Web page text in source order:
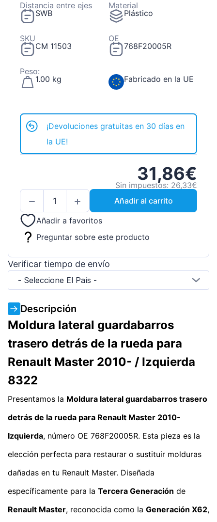
Distancia entre ejes
SWB
Material
Plástico
SKU
CM 11503
OE
768F20005R
Peso:
1.00 kg
Fabricado en la UE
¡Devoluciones gratuitas en 30 días en
la UE!
31,86€
Sin impuestos: 26,33€
Añadir al carrito
Añadir a favoritos
Preguntar sobre este producto
Verificar tiempo de envío
- Seleccione El País -
Descripción
Moldura lateral guardabarros
trasero detrás de la rueda para
Renault Master 2010- / Izquierda
8322
Presentamos la Moldura lateral guardabarros trasero
detrás de la rueda para Renault Master 2010-
Izquierda, número OE 768F20005R. Esta pieza es la
elección perfecta para restaurar o sustituir molduras
dañadas en tu Renault Master. Diseñada
específicamente para la Tercera Generación de
Renault Master, reconocida como la Generación X62,